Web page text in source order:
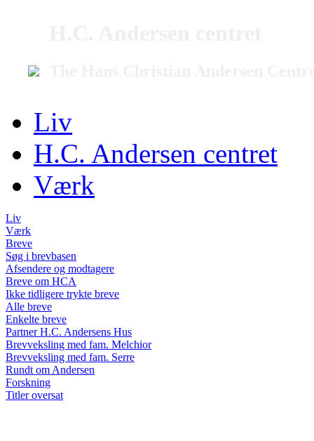
Liv
H.C. Andersen centret
Værk
Liv
Værk
Breve
Søg i brevbasen
Afsendere og modtagere
Breve om HCA
Ikke tidligere trykte breve
Alle breve
Enkelte breve
Partner H.C. Andersens Hus
Brevveksling med fam. Melchior
Brevveksling med fam. Serre
Rundt om Andersen
Forskning
Titler oversat